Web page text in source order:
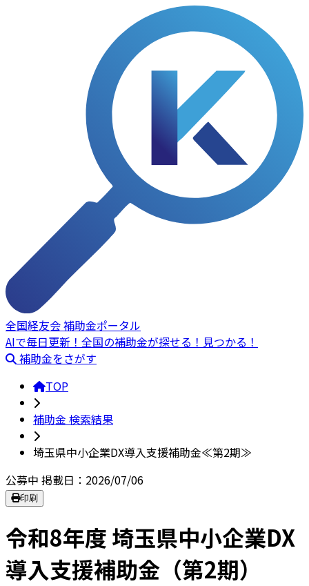
全国経友会 補助金ポータル
AIで毎日更新！全国の補助金が探せる！見つかる！
補助金をさがす
TOP
補助金 検索結果
埼玉県中小企業DX導入支援補助金≪第2期≫
公募中 掲載日：2026/07/06
印刷
令和8年度 埼玉県中小企業DX
導入支援補助金（第2期）